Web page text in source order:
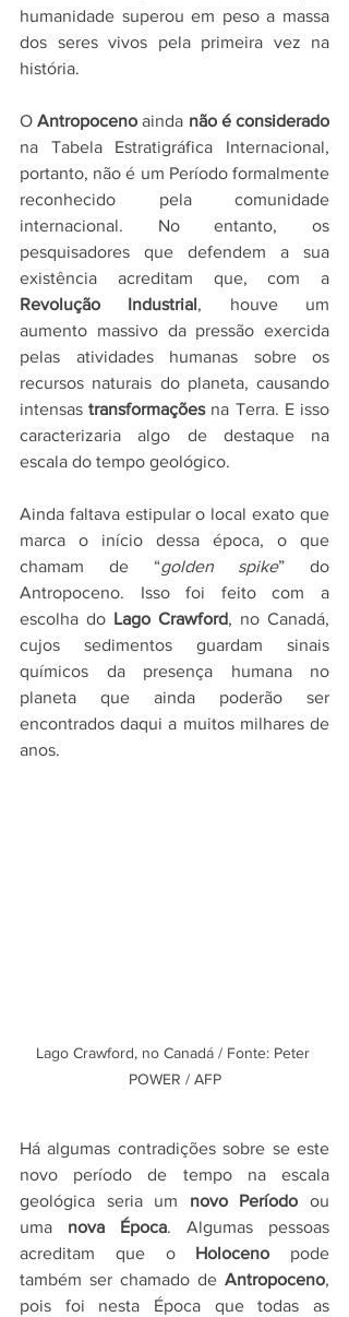
humanidade superou em peso a massa
dos seres vivos pela primeira vez na
história.
O Antropoceno ainda não é considerado
na Tabela Estratigráfica Internacional,
portanto, não é um Período formalmente
reconhecido pela comunidade
internacional. No entanto, os
pesquisadores que defendem a sua
Revolução Industrial, houve um
aumento massivo da pressão exercida
pelas atividades humanas sobre os
recursos naturais do planeta, causando
intensas transformações na Terra. E isso
caracterizaria algo de destaque na
escala do tempo geológico.
Ainda faltava estipular o local exato que
marca o início dessa época, o que
chamam de “golden spike” do
Antropoceno. Isso foi feito com a
escolha do Lago Crawford, no Canadá,
cujos sedimentos guardam sinais
químicos da presença humana no
planeta que ainda poderão ser
encontrados daqui a muitos milhares de
anos.
Lago Crawford, no Canadá / Fonte: Peter
POWER / AFP
Há algumas contradições sobre se este
novo período de tempo na escala
geológica seria um novo Período ou
uma nova Época. Algumas pessoas
acreditam que o Holoceno pode
também ser chamado de Antropoceno,
pois foi nesta Época que todas as